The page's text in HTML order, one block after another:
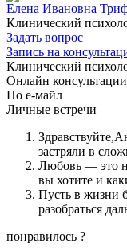
Елена Ивановна
Клинический
Задать вопрос
Запись на
Клинический
Онлайн консультации
По е-майл
Личные встречи
застряли в
Любовь — это
вы хотите и
Пусть в жизни
разобраться
понравилось ?